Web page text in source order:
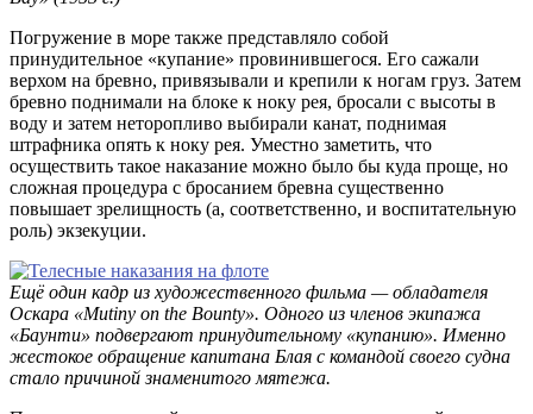
Погружение в море также представляло собой
принудительное «купание» провинившегося. Его сажали
верхом на бревно, привязывали и крепили к ногам груз. Затем
бревно поднимали на блоке к ноку рея, бросали с высоты в
воду и затем неторопливо выбирали канат, поднимая
штрафника опять к ноку рея. Уместно заметить, что
осуществить такое наказание можно было бы куда проще, но
сложная процедура с бросанием бревна существенно
повышает зрелищность (а, соответственно, и воспитательную
роль) экзекуции.
Ещё один кадр из художественного фильма — обладателя
Оскара «Mutiny on the Bounty». Одного из членов экипажа
«Баунти» подвергают принудительному «купанию». Именно
жестокое обращение капитана Блая с командой своего судна
стало причиной знаменитого мятежа.